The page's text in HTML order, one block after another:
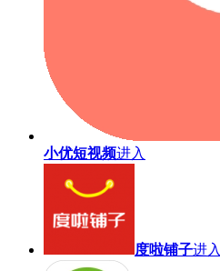
小优短视频进入
度啦铺子进入